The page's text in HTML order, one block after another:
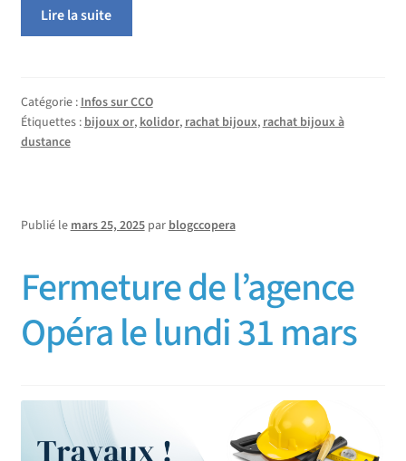
Lire la suite
Catégorie :Infos sur CCO
Étiquettes :bijoux or,kolidor,rachat bijoux,rachat bijoux à
dustance
Publié le mars 25, 2025 par blogccopera
Fermeture de l’agence
Opéra le lundi 31 mars